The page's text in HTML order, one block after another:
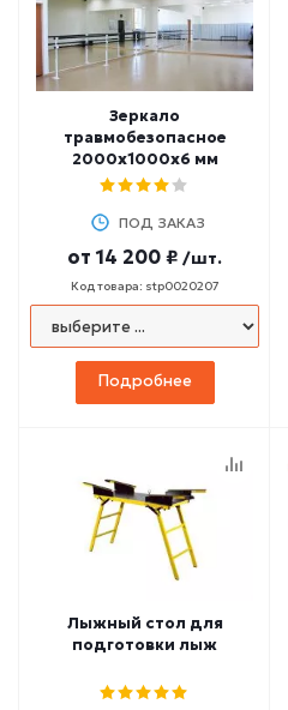
Зеркало
травмобезопасное
2000х1000х6 мм
ПОД ЗАКАЗ
от 14 200 ₽ /шт.
Код товара: stp0020207
Подробнее
Лыжный стол для
подготовки лыж